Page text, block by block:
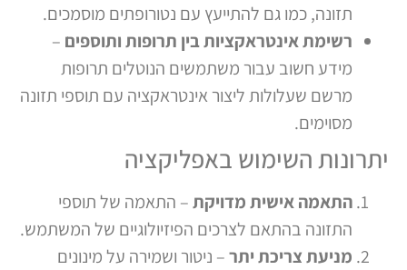
תזונה, כמו גם להתייעץ עם נטורופתים מוסמכים.
רשימת אינטראקציות בין תרופות ותוספים–
מידע חשוב עבור משתמשים הנוטלים תרופות
מרשם שעלולות ליצור אינטראקציה עם תוספי תזונה
מסוימים.
יתרונות השימוש באפליקציה
התאמה אישית מדויקת– התאמה של תוספי
התזונה בהתאם לצרכים הפיזיולוגיים של המשתמש.
מניעת צריכת יתר– ניטור ושמירה על מינונים